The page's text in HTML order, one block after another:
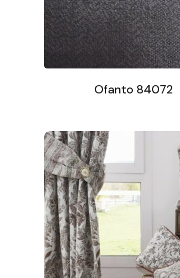
Ofanto 84072